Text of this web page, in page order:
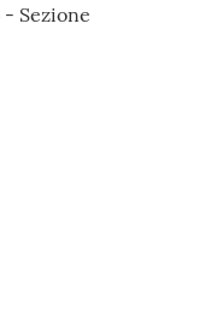
Sezione